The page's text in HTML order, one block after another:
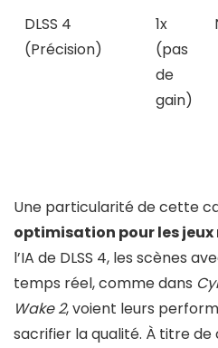
DLSS 4
(Précision)
1x
(pas
de
gain)
Une particularité de cette
optimisation pour les
l’IA de DLSS 4, les scènes
temps réel, comme dans
Wake 2, voient leurs
sacrifier la qualité. À titre de